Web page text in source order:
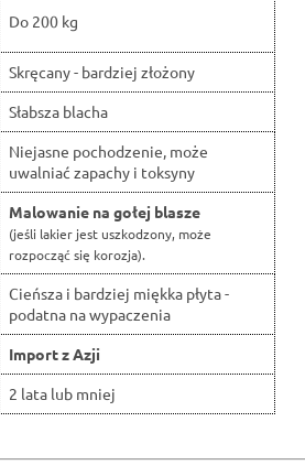
Do 200 kg
Skręcany - bardziej złożony
Słabsza blacha
Niejasne pochodzenie, może
uwalniać zapachy i toksyny
Malowanie na gołej blasze
(jeśli lakier jest uszkodzony, może
rozpocząć się korozja).
Cieńsza i bardziej miękka płyta -
podatna na wypaczenia
Import z Azji
2 lata lub mniej